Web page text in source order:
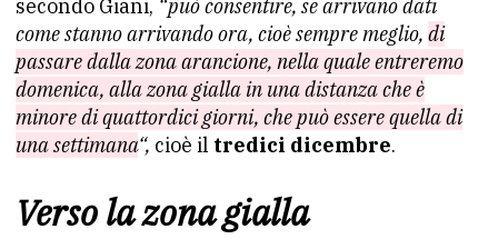
secondo Giani, “può consentire, se arrivano dati
come stanno arrivando ora, cioè sempre meglio, di
passare dalla zona arancione, nella quale entreremo
domenica, alla zona gialla in una distanza che è
minore di quattordici giorni, che può essere quella di
una settimana“, cioè il tredici dicembre.
Verso la zona gialla